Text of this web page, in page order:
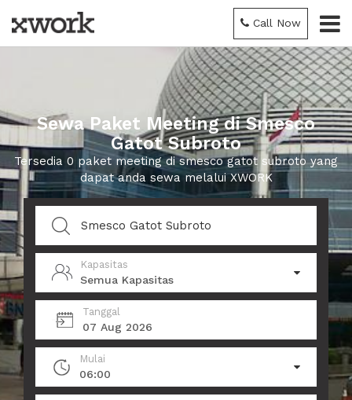
Call Now
Sewa Paket Meeting di Smesco
Gatot Subroto
Tersedia 0 paket meeting di smesco gatot subroto yang
dapat anda sewa melalui XWORK
Kapasitas
Semua Kapasitas
Tanggal
07 Aug 2026
Mulai
06:00